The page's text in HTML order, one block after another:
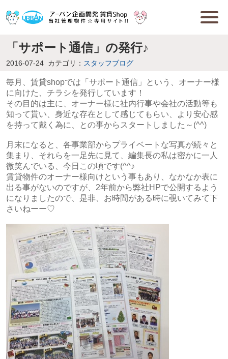
「サポート通信」の発行♪
2016-07-24 カテゴリ： スタッフブログ
毎月、賃貸shopでは「サポート通信」という、オーナー様
に向けた、チラシを発行しています！
その目的は主に、オーナー様に社内行事や会社の活動等も
知って貰い、身近な存在として感じてもらい、より安心感
を持って戴く為に、との事からスタートしました～(^^)
月末になると、各事業部からプライベートな写真が続々と
集まり、それらを一足先に見て、編集長の私は密かに一人
微笑んでいる、今日この頃です(^^♪
賃貸物件のオーナー様向けという事もあり、なかなか表に
出る事がないのですが、2年前から弊社HPで公開するよう
になりましたので、是非、お時間がある時に覗いてみて下
さいねーー♡